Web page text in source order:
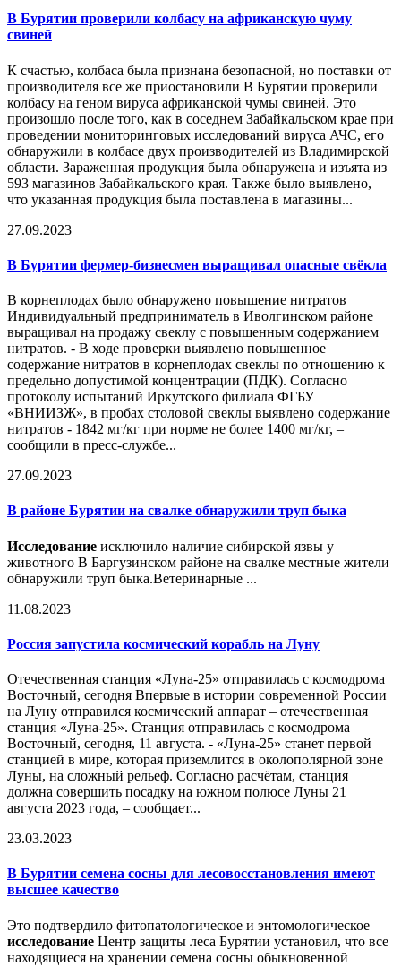
В Бурятии проверили колбасу на африканскую чуму
свиней
К счастью, колбаса была признана безопасной, но поставки от
производителя все же приостановили В Бурятии проверили
колбасу на геном вируса африканской чумы свиней. Это
произошло после того, как в соседнем Забайкальском крае при
проведении мониторинговых исследований вируса АЧС, его
обнаружили в колбасе двух производителей из Владимирской
области. Зараженная продукция была обнаружена и изъята из
593 магазинов Забайкальского края. Также было выявлено,
что указанная продукция была поставлена в магазины...
27.09.2023
В Бурятии фермер-бизнесмен выращивал опасные свёкла
В корнеплодах было обнаружено повышение нитратов
Индивидуальный предприниматель в Иволгинском районе
выращивал на продажу свеклу с повышенным содержанием
нитратов. - В ходе проверки выявлено повышенное
содержание нитратов в корнеплодах свеклы по отношению к
предельно допустимой концентрации (ПДК). Согласно
протоколу испытаний Иркутского филиала ФГБУ
«ВНИИЗЖ», в пробах столовой свеклы выявлено содержание
нитратов - 1842 мг/кг при норме не более 1400 мг/кг, –
сообщили в пресс-службе...
27.09.2023
В районе Бурятии на свалке обнаружили труп быка
Исследование исключило наличие сибирской язвы у
животного В Баргузинском районе на свалке местные жители
обнаружили труп быка.Ветеринарные ...
11.08.2023
Россия запустила космический корабль на Луну
Отечественная станция «Луна-25» отправилась с космодрома
Восточный, сегодня Впервые в истории современной России
на Луну отправился космический аппарат – отечественная
станция «Луна-25». Станция отправилась с космодрома
Восточный, сегодня, 11 августа. - «Луна-25» станет первой
станцией в мире, которая приземлится в околополярной зоне
Луны, на сложный рельеф. Согласно расчётам, станция
должна совершить посадку на южном полюсе Луны 21
августа 2023 года, – сообщает...
23.03.2023
В Бурятии семена сосны для лесовосстановления имеют
высшее качество
Это подтвердило фитопатологическое и энтомологическое
исследование Центр защиты леса Бурятии установил, что все
находящиеся на хранении семена сосны обыкновенной